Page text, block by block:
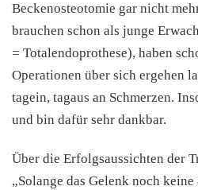
Beckenosteotomie gar nicht
brauchen schon als junge
= Totalendoprothese), haben
Operationen über sich ergehen
tagein, tagaus an Schmerzen.
und bin dafür sehr dankbar.
Über die Erfolgsaussichten der
„Solange das Gelenk noch